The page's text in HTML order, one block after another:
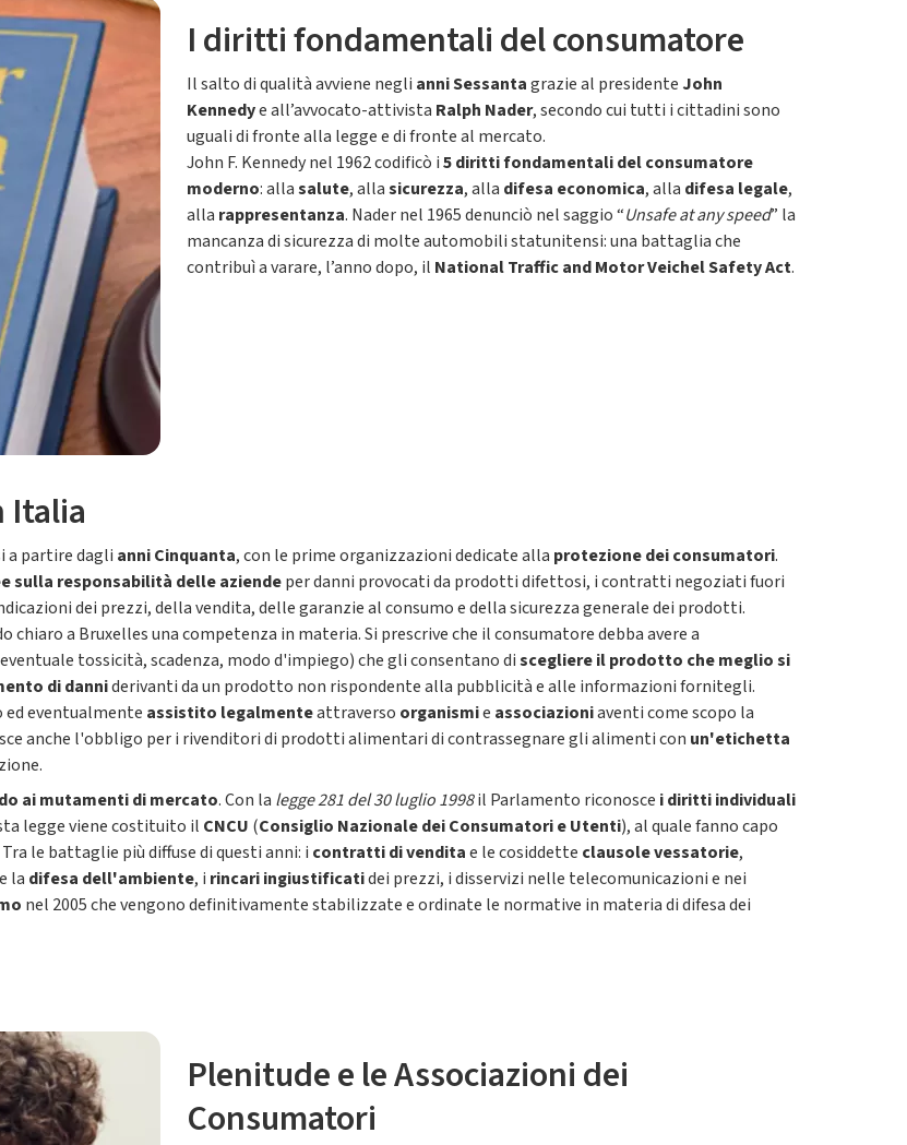
I diritti fondamentali del consumatore
Il salto di qualità avviene negli anni Sessantagrazie al presidente John
Kennedye all’avvocato-attivista Ralph Nader, secondo cui tutti i cittadini sono
uguali di fronte alla legge e di fronte al mercato.
John F. Kennedy nel 1962 codificò i5 diritti fondamentali del consumatore
moderno: allasalute, allasicurezza, alla difesa economica, alla difesa legale,
alla rappresentanza. Nader nel 1965 denunciò nel saggio “Unsafe at any speed” la
mancanza di sicurezza di molte automobili statunitensi: una battaglia che
contribuì a varare, l’anno dopo, il National Traffic and Motor Veichel Safety Act.
Italia
a partire dagli anni Cinquanta, con le prime organizzazioni dedicate alla protezione dei consumatori.
sulla responsabilità delle aziendeper danni provocati da prodotti difettosi, i contratti negoziati fuori
dei prezzi, della vendita, delle garanzie al consumo e della sicurezza generale dei prodotti.
a Bruxelles una competenza in materia. Si prescrive che il consumatore debba avere a
tossicità, scadenza, modo d'impiego) che gli consentano discegliere il prodotto che meglio si
di danniderivanti da un prodotto non rispondente alla pubblicità e alle informazioni fornitegli.
eventualmente assistito legalmenteattraverso organismie associazioniaventi come scopo la
anche l'obbligo per i rivenditori di prodotti alimentari di contrassegnare gli alimenti con un'etichetta
ai mutamenti di mercato. Con la legge 281 del 30 luglio 1998il Parlamento riconosce i diritti individuali
legge viene costituito il CNCU (Consiglio Nazionale dei Consumatori e Utenti), al quale fanno capo
le battaglie più diffuse di questi anni: i contratti di venditae le cosiddette clausole vessatorie,
e la difesa dell'ambiente, i rincari ingiustificatidei prezzi, i disservizi nelle telecomunicazioni e nei
nel 2005 che vengono definitivamente stabilizzate e ordinate le normative in materia di difesa dei
Plenitude e le Associazioni dei
Consumatori